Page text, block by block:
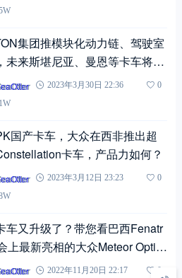
集团推模块化动力链、驾驶室
未来斯堪尼亚、曼恩等卡车将套
2023年3月30日 22:36
0
国产卡车，大众在西非推出超
卡车，产品力如何？
2023年3月12日 23:23
0
车又升级了？带您看巴西Fenatr
上最新亮相的大众Meteor Optim
2022年11月20日 22:17
0